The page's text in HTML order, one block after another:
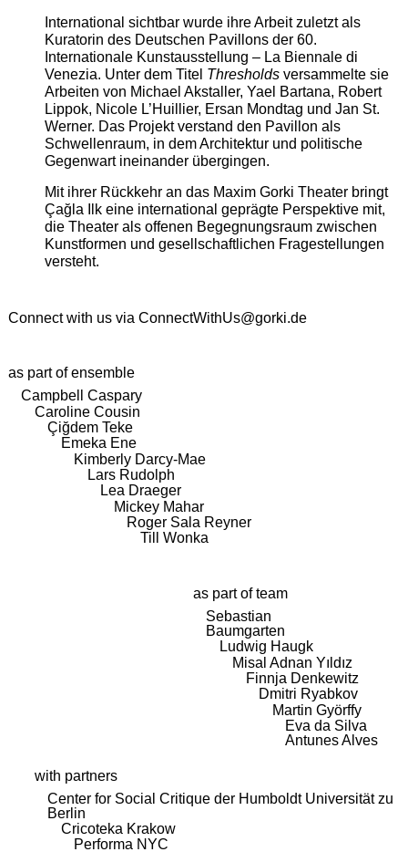
International sichtbar wurde ihre Arbeit zuletzt als
Kuratorin des Deutschen Pavillons der 60.
Internationale Kunstausstellung – La Biennale di
Venezia. Unter dem Titel Thresholdsversammelte sie
Arbeiten von Michael Akstaller, Yael Bartana, Robert
Lippok, Nicole L’Huillier, Ersan Mondtag und Jan St.
Werner. Das Projekt verstand den Pavillon als
Schwellenraum, in dem Architektur und politische
Gegenwart ineinander übergingen.
Mit ihrer Rückkehr an das Maxim Gorki Theater bringt
Çağla Ilk eine international geprägte Perspektive mit,
die Theater als offenen Begegnungsraum zwischen
Kunstformen und gesellschaftlichen Fragestellungen
versteht.
Connect with us via ConnectWithUs@gorki.de
as part of ensemble
Campbell Caspary
Caroline Cousin
Çiğdem Teke
Emeka Ene
Kimberly Darcy-Mae
Lars Rudolph
Lea Draeger
Mickey Mahar
Roger Sala Reyner
Till Wonka
as part of team
Sebastian
Baumgarten
Ludwig Haugk
Misal Adnan Yıldız
Finnja Denkewitz
Dmitri Ryabkov
Martin Györffy
Eva da Silva
Antunes Alves
with partners
Center for Social Critique der Humboldt Universität zu
Berlin
Cricoteka Krakow
Performa NYC